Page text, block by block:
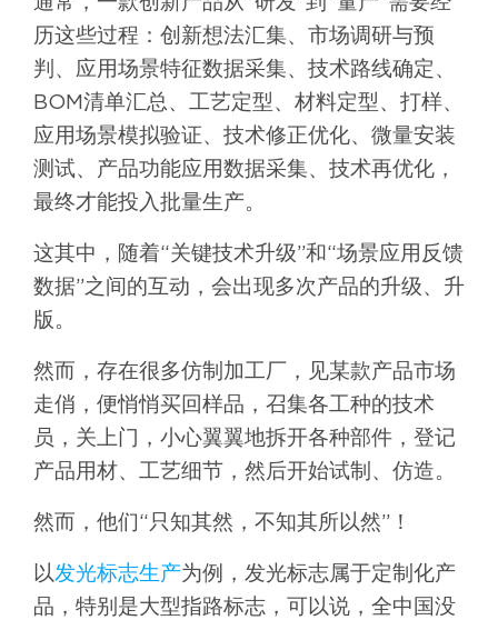
历这些过程：创新想法汇集、市场调研与预
判、应用场景特征数据采集、技术路线确定、
BOM清单汇总、工艺定型、材料定型、打样、
应用场景模拟验证、技术修正优化、微量安装
测试、产品功能应用数据采集、技术再优化，
最终才能投入批量生产。
这其中，随着“关键技术升级”和“场景应用反馈
数据”之间的互动，会出现多次产品的升级、升
版。
然而，存在很多仿制加工厂，见某款产品市场
走俏，便悄悄买回样品，召集各工种的技术
员，关上门，小心翼翼地拆开各种部件，登记
产品用材、工艺细节，然后开始试制、仿造。
然而，他们“只知其然，不知其所以然”！
以发光标志生产为例，发光标志属于定制化产
品，特别是大型指路标志，可以说，全中国没